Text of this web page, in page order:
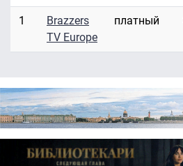
1
Brazzers
TV Europe
платный